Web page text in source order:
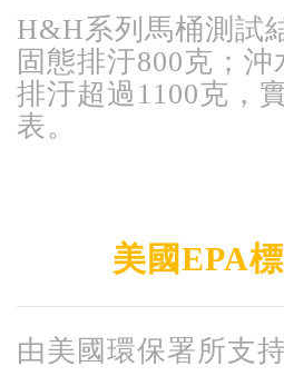
H&H系列馬桶測試
固態排汙800克；
排汙超過1100克，
表。
美國EPA
由美國環保署所支